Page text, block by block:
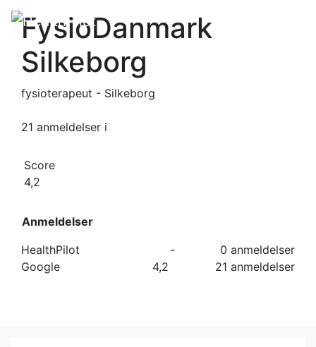
FysioDanmark
Silkeborg
fysioterapeut - Silkeborg
21 anmeldelser i
Score
4,2
Anmeldelser
HealthPilot
-
0 anmeldelser
Google
4,2 21 anmeldelser